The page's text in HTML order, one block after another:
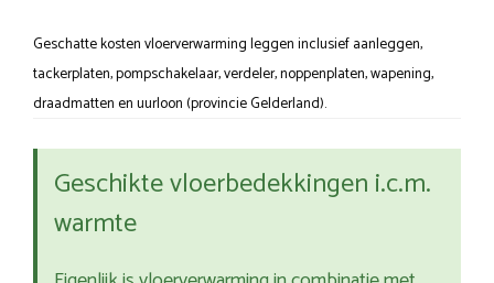
Geschatte kosten vloerverwarming leggen inclusief aanleggen,
tackerplaten, pompschakelaar, verdeler, noppenplaten, wapening,
draadmatten en uurloon (provincie Gelderland).
Geschikte vloerbedekkingen i.c.m.
warmte